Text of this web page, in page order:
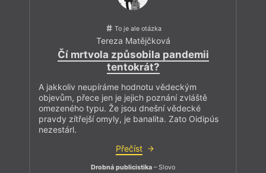
To je ale otázka
Tereza Matějčková
Čí mrtvola způsobila pandemii
tentokrát?
A jakkoliv neupíráme hodnotu vědeckým
objevům, přece jen je jejich poznání zvláště
omezeného typu. Že jsou dnešní vědecké
pravdy zítřejší omyly, je banalita. Zato Oidipús
nezestárl.
Přečíst
Drobná publicistika – Slovo